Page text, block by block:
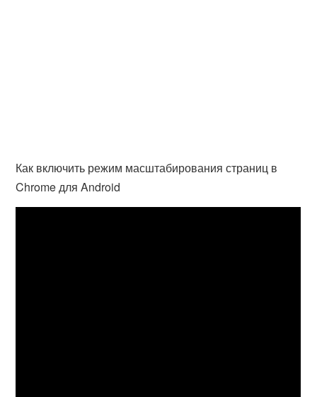
Как включить режим масштабирования страниц в
Chrome для Android